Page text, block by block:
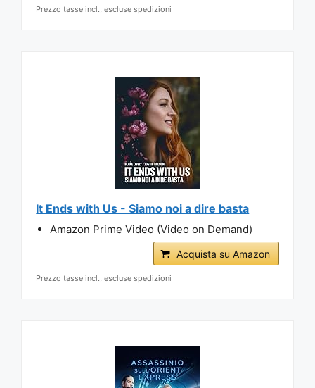
Prezzo tasse incl., escluse spedizioni
It Ends with Us - Siamo noi a dire basta
Amazon Prime Video (Video on Demand)
Acquista su Amazon
Prezzo tasse incl., escluse spedizioni